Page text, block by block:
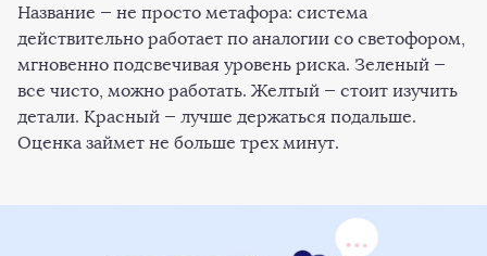
Название — не просто метафора: система
действительно работает по аналогии со светофором,
мгновенно подсвечивая уровень риска. Зеленый —
все чисто, можно работать. Желтый — стоит изучить
детали. Красный — лучше держаться подальше.
Оценка займет не больше трех минут.